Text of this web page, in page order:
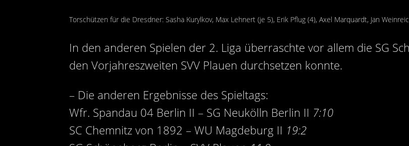
Torschützen für die Dresdner: Sasha Kurylkov, Max Lehnert (je 5), Erik Pflug (4), Axel Marquardt, Jan
In den anderen Spielen der 2. Liga überraschte vor allem die SG
den Vorjahreszweiten SVV Plauen durchsetzen konnte.
– Die anderen Ergebnisse des Spieltags:
Wfr. Spandau 04 Berlin II – SG Neukölln Berlin II 7:10
SC Chemnitz von 1892 – WU Magdeburg II 19:2